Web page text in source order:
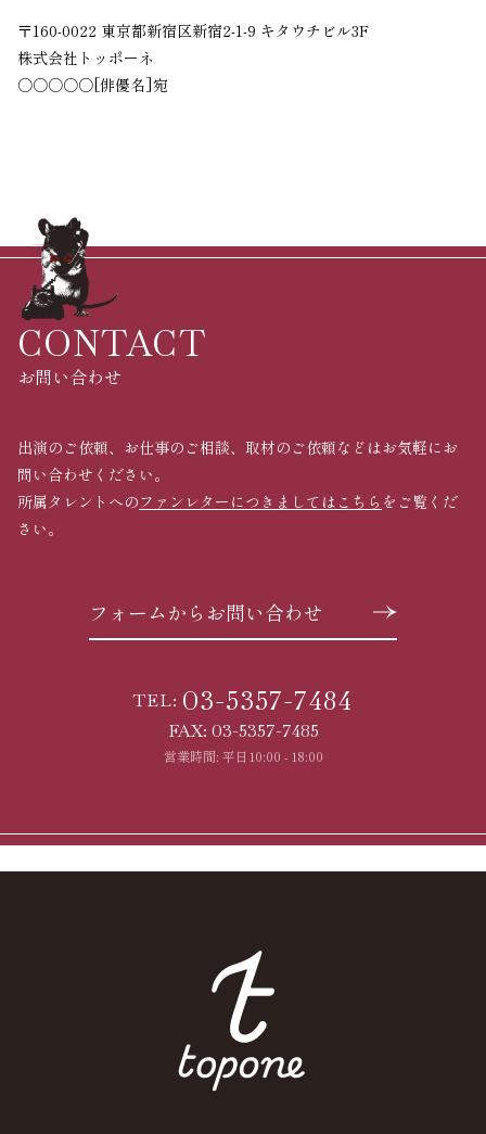
〒160-0022 東京都新宿区新宿2-1-9 キタウチビル3F
株式会社トッポーネ
○○○○○[俳優名]宛
CONTACT
お問い合わせ
出演のご依頼、お仕事のご相談、取材のご依頼などはお気軽にお
問い合わせください。
所属タレントへのファンレターにつきましてはこちら をご覧くだ
さい。
フォームからお問い合わせ
TEL: 03-5357-7484
FAX: 03-5357-7485
営業時間: 平日10:00 - 18:00